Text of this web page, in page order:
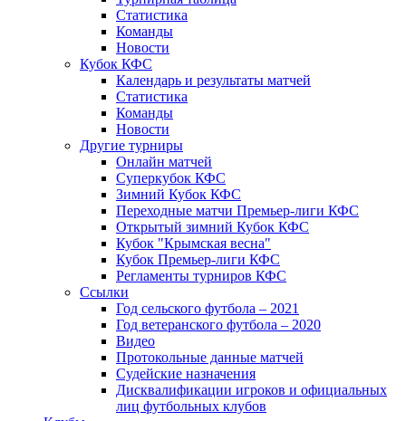
Статистика
Команды
Новости
Кубок КФС
Календарь и результаты матчей
Статистика
Команды
Новости
Другие турниры
Онлайн матчей
Суперкубок КФС
Зимний Кубок КФС
Переходные матчи Премьер-лиги КФС
Открытый зимний Кубок КФС
Кубок "Крымская весна"
Кубок Премьер-лиги КФС
Регламенты турниров КФС
Ссылки
Год сельского футбола – 2021
Год ветеранского футбола – 2020
Видео
Протокольные данные матчей
Судейские назначения
Дисквалификации игроков и официальных
лиц футбольных клубов